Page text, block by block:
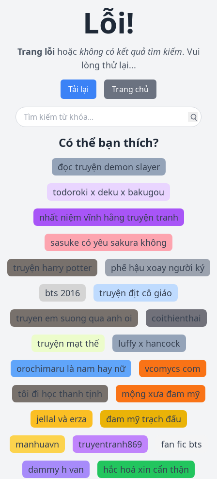
Lỗi!
Trang lỗi hoặc không có kết quả tìm kiếm. Vui
lòng thử lại...
Tải lại Trang chủ
Có thể bạn thích?
đọc truyện demon slayer
todoroki x deku x bakugou
nhất niệm vĩnh hằng truyện tranh
sasuke có yêu sakura không
truyện harry potter phế hậu xoay người ký
bts 2016 truyện địt cô giáo
truyen em suong qua anh oi coithienthai
truyện mạt thế luffy x hancock
orochimaru là nam hay nữ vcomycs com
tôi đi học thanh tịnh mộng xưa đam mỹ
jellal và erza đam mỹ trạch đấu
manhuavn truyentranh869 fan fic bts
dammy h van hắc hoá xin cẩn thận